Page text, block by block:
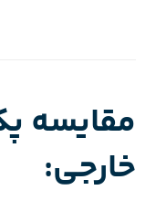
مقایسه
خارجی: